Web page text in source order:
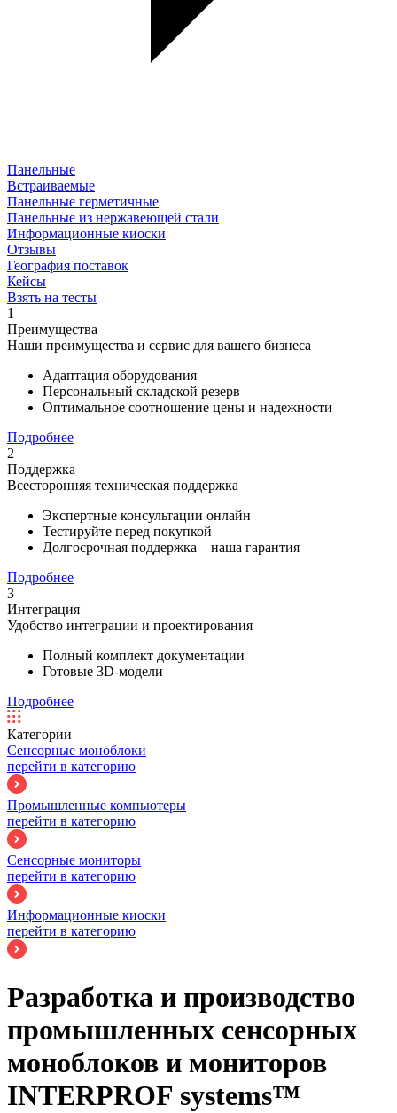
Панельные
Встраиваемые
Панельные герметичные
Панельные из нержавеющей стали
Информационные киоски
Отзывы
География поставок
Кейсы
Взять на тесты
1
Преимущества
Наши преимущества и сервис для вашего бизнеса
Адаптация оборудования
Персональный складской резерв
Оптимальное соотношение цены и надежности
Подробнее
2
Поддержка
Всесторонняя техническая поддержка
Экспертные консультации онлайн
Тестируйте перед покупкой
Долгосрочная поддержка – наша гарантия
Подробнее
3
Интеграция
Удобство интеграции и проектирования
Полный комплект документации
Готовые 3D-модели
Подробнее
Категории
Сенсорные моноблоки
перейти в категорию
Промышленные компьютеры
перейти в категорию
Сенсорные мониторы
перейти в категорию
Информационные киоски
перейти в категорию
Разработка и производство
промышленных сенсорных
моноблоков и мониторов
INTERPROF systems™